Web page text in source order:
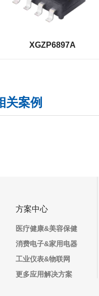
XGZP6897A
关案例
方案中心
医疗健康&美容保健
消费电子&家用电器
工业仪表&物联网
更多应用解决方案